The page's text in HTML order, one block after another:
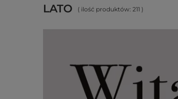
LATO ( ilość produktów: 211 )